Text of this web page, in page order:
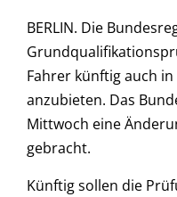
BERLIN. Die
Fahrer künftig auch
anzubieten. Das
Mittwoch eine
gebracht.
Künftig sollen die